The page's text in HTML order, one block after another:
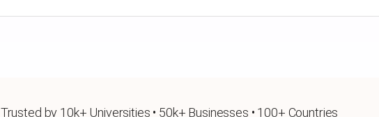
Trusted by 10k+ Universities • 50k+ Businesses • 100+ Countries